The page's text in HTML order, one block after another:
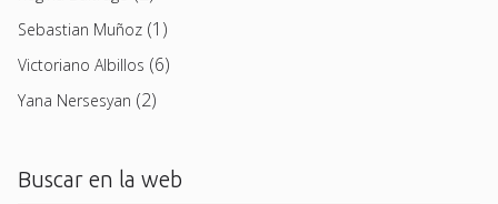
Sebastian Muñoz (1)
Victoriano Albillos (6)
Yana Nersesyan (2)
Buscar en la web